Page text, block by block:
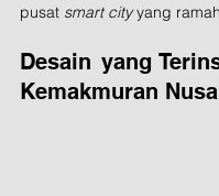
pusat smart city yang
Desain yang
Kemakmuran